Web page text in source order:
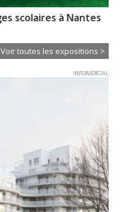
scolaires à Nantes
Voir toutes les expositions >
INFOMERCIAL